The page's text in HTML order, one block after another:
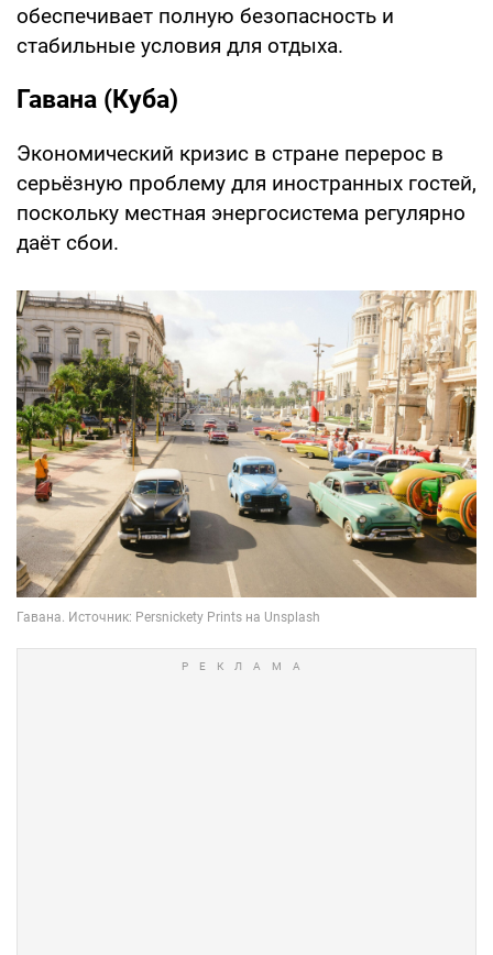
обеспечивает полную безопасность и
стабильные условия для отдыха.
Гавана (Куба)
Экономический кризис в стране перерос в
серьёзную проблему для иностранных гостей,
поскольку местная энергосистема регулярно
даёт сбои.